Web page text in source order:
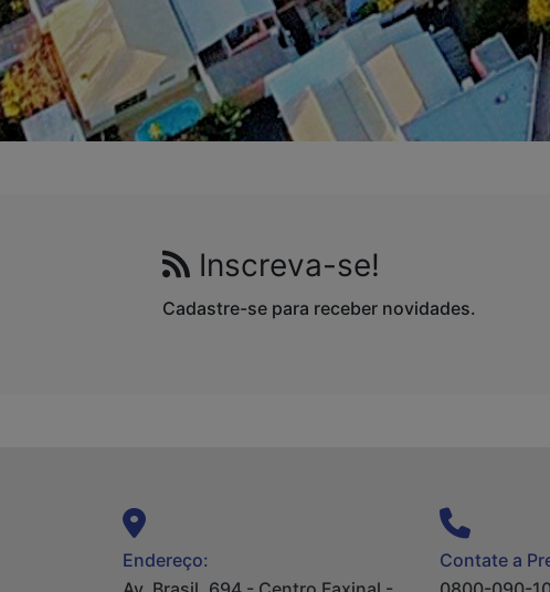
Inscreva-se!
Cadastre-se para receber novidades.
Endereço:
Contate a